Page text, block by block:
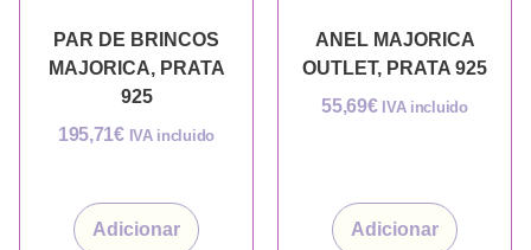
PAR DE BRINCOS
MAJORICA, PRATA
925
195,71€ IVA incluido
Adicionar
ANEL MAJORICA
OUTLET, PRATA 925
55,69€ IVA incluido
Adicionar